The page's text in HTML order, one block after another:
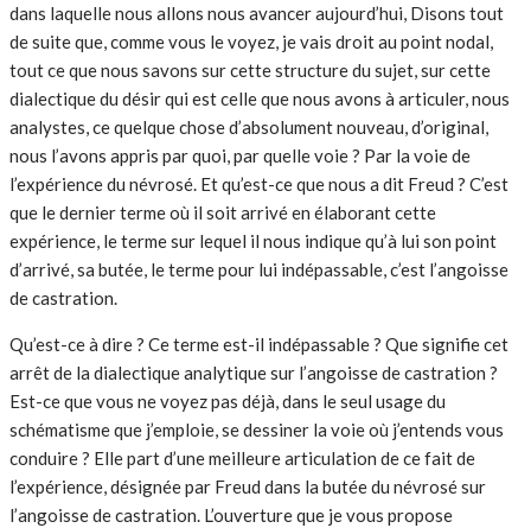
dans laquelle nous allons nous avancer aujourd’hui, Disons tout
de suite que, comme vous le voyez, je vais droit au point nodal,
tout ce que nous savons sur cette structure du sujet, sur cette
dialectique du désir qui est celle que nous avons à articuler, nous
analystes, ce quelque chose d’absolument nouveau, d’original,
nous l’avons appris par quoi, par quelle voie ? Par la voie de
l’expérience du névrosé. Et qu’est-ce que nous a dit Freud ? C’est
que le dernier terme où il soit arrivé en élaborant cette
expérience, le terme sur lequel il nous indique qu’à lui son point
d’arrivé, sa butée, le terme pour lui indépassable, c’est l’angoisse
de castration.
Qu’est-ce à dire ? Ce terme est-il indépassable ? Que signifie cet
arrêt de la dialectique analytique sur l’angoisse de castration ?
Est-ce que vous ne voyez pas déjà, dans le seul usage du
schématisme que j’emploie, se dessiner la voie où j’entends vous
conduire ? Elle part d’une meilleure articulation de ce fait de
l’expérience, désignée par Freud dans la butée du névrosé sur
l’angoisse de castration. L’ouverture que je vous propose